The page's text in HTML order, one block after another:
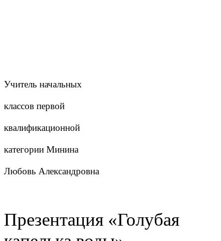
Учитель начальных
классов первой
квалификационной
категории Минина
Любовь Александровна
Презентация «Голубая